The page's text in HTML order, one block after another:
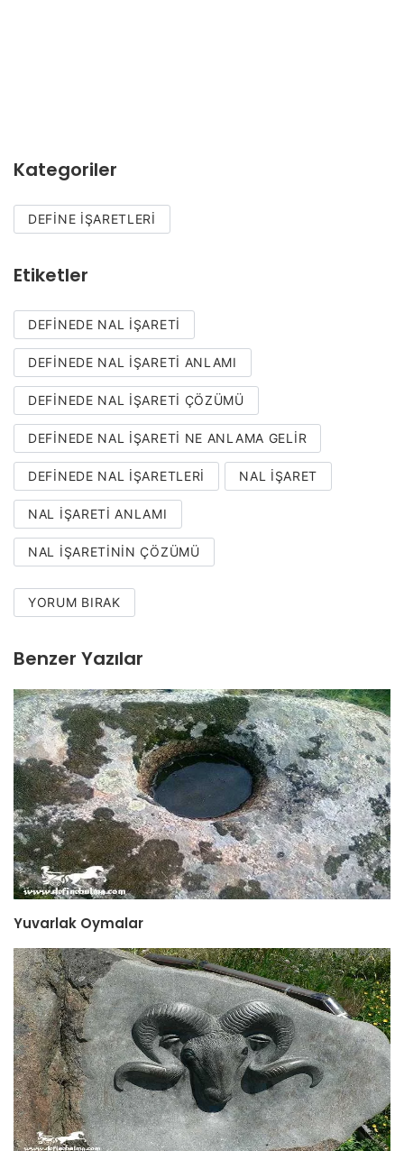
Kategoriler
DEFINE İŞARETLERI
Etiketler
DEFINEDE NAL İŞARETI
DEFINEDE NAL IŞARETI ANLAMI
DEFINEDE NAL İŞARETI ÇÖZÜMÜ
DEFINEDE NAL IŞARETI NE ANLAMA GELIR
DEFINEDE NAL IŞARETLERI NAL IŞARET
NAL IŞARETI ANLAMI
NAL IŞARETININ ÇÖZÜMÜ
YORUM BIRAK
Benzer Yazılar
Yuvarlak Oymalar